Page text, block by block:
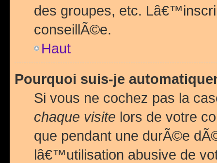
des groupes, etc.
conseillÃ©e.
Haut
Pourquoi suis-je
Si vous ne cochez pas la
chaque visite lors de votre
que pendant une durÃ©e
lâ€™utilisation abusive de